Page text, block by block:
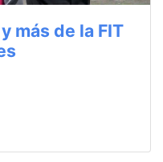
más de la FIT